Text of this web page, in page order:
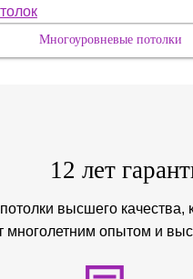
Многоуровневые потолки
12 лет
высшего
опытом и